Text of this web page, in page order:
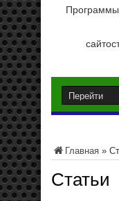
Программы
Главная »
Статьи